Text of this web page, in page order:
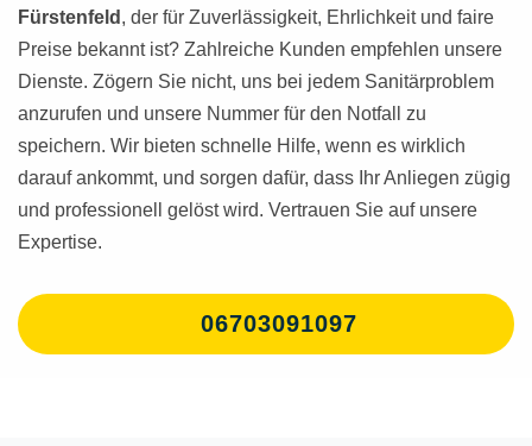
Fürstenfeld , der für Zuverlässigkeit, Ehrlichkeit und faire
Preise bekannt ist? Zahlreiche Kunden empfehlen unsere
Dienste. Zögern Sie nicht, uns bei jedem Sanitärproblem
anzurufen und unsere Nummer für den Notfall zu
speichern. Wir bieten schnelle Hilfe, wenn es wirklich
darauf ankommt, und sorgen dafür, dass Ihr Anliegen zügig
und professionell gelöst wird. Vertrauen Sie auf unsere
Expertise.
06703091097